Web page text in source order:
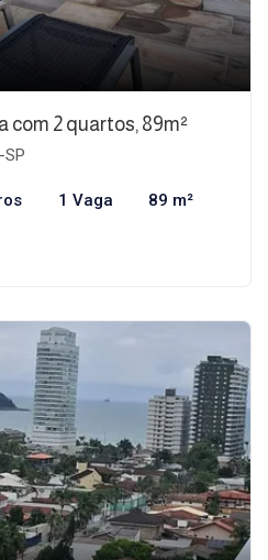
2 quartos, 89m²
1 Vaga 89 m²